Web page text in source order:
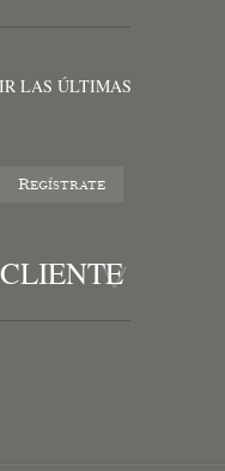
LAS ÚLTIMAS